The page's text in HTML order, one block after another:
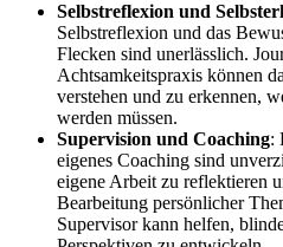
Selbstreflexion und
Selbstreflexion und das
Flecken sind unerlässlich.
Achtsamkeitspraxis können
verstehen und zu erkennen,
werden müssen.
Supervision und Coaching:
eigenes Coaching sind
eigene Arbeit zu reflektieren
Bearbeitung persönlicher
Supervisor kann helfen,